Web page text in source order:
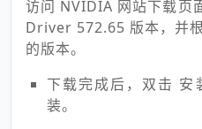
访问 NVIDIA 网站下载
Driver 572.65 版本，并
的版本。
下载完成后，双击 安
装。